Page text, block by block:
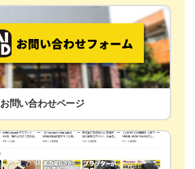
お問い合わせページ